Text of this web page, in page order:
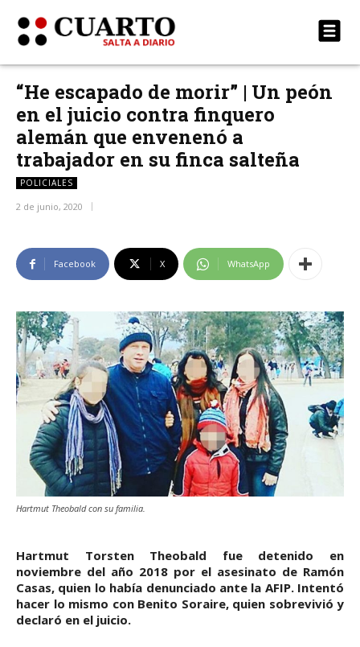
“He escapado de morir” | Un peón
en el juicio contra finquero
alemán que envenenó a
trabajador en su finca salteña
POLICIALES
2 de junio, 2020
Facebook X WhatsApp
Hartmut Theobald con su familia.
Hartmut Torsten Theobald fue detenido en
noviembre del año 2018 por el asesinato de Ramón
Casas, quien lo había denunciado ante la AFIP. Intentó
hacer lo mismo con Benito Soraire, quien sobrevivió y
declaró en el juicio.